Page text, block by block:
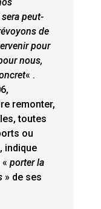
peut-
de
pour
nous,
« .
remonter,
toutes
ou
indique
porter la
» de ses